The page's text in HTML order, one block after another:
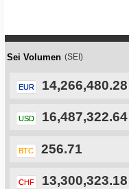
Sei Volumen (SEI)
EUR 14,266,480.28
USD 16,487,322.64
BTC 256.71
CHF 13,300,323.18